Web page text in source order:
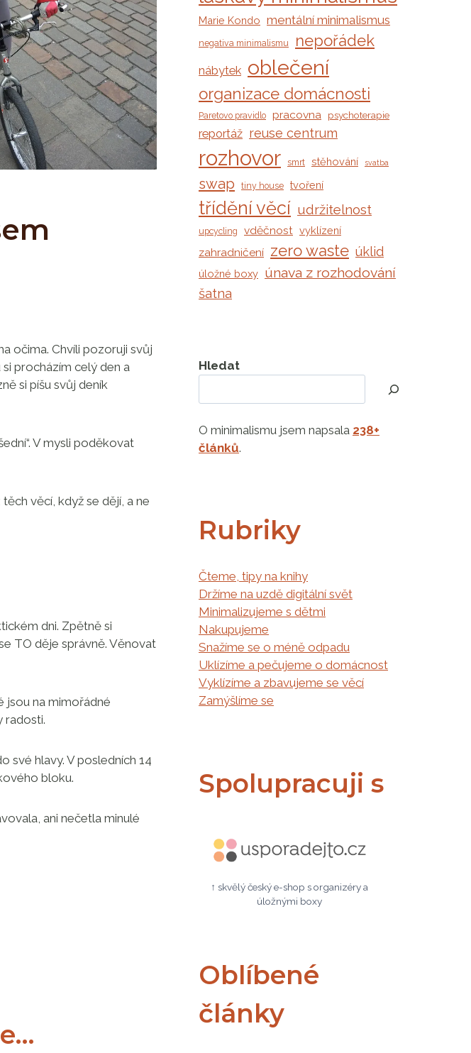
očima. Chvíli pozoruji svůj
procházím celý den a
si píšu svůj deník
V mysli poděkovat
věcí, když se dějí, a ne
dni. Zpětně si
TO děje správně. Věnovat
jsou na mimořádné
radosti.
své hlavy. V posledních 14
bloku.
ani nečetla minulé
Marie Kondo mentální minimalismus
negativa minimalismu nepořádek
nábytek oblečení
organizace domácnosti
Paretovo pravidlo pracovna psychoterapie
reportáž reuse centrum
rozhovor smrt stěhování svatba
swap tiny house tvoření
třídění věcí udržitelnost
upcycling vděčnost vyklízení
zahradničení zero waste úklid
úložné boxy únava z rozhodování
šatna
Hledat
O minimalismu jsem napsala 238+
článků.
Rubriky
Čteme, tipy na knihy
Držíme na uzdě digitální svět
Minimalizujeme s dětmi
Nakupujeme
Snažíme se o méně odpadu
Uklízíme a pečujeme o domácnost
Vyklízíme a zbavujeme se věcí
Zamýšlíme se
Spolupracuji s
↑ skvělý český e-shop s organizéry a
úložnými boxy
Oblíbené
články